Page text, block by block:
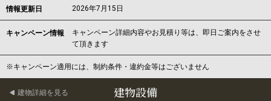
情報更新日 2026年7月15日
キャンペーン情報
キャンペーン詳細内容やお見積り等は、即日ご案内をさせ
て頂きます
※キャンペーン適用には、制約条件・違約金等はございません
建物設備
建物詳細を見る